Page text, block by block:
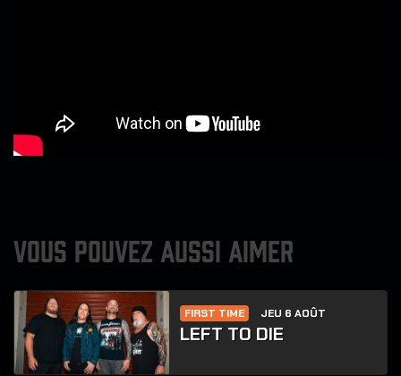
VOUS POUVEZ AUSSI AIMER
FIRST TIME JEU 6 AOÛT
LEFT TO DIE